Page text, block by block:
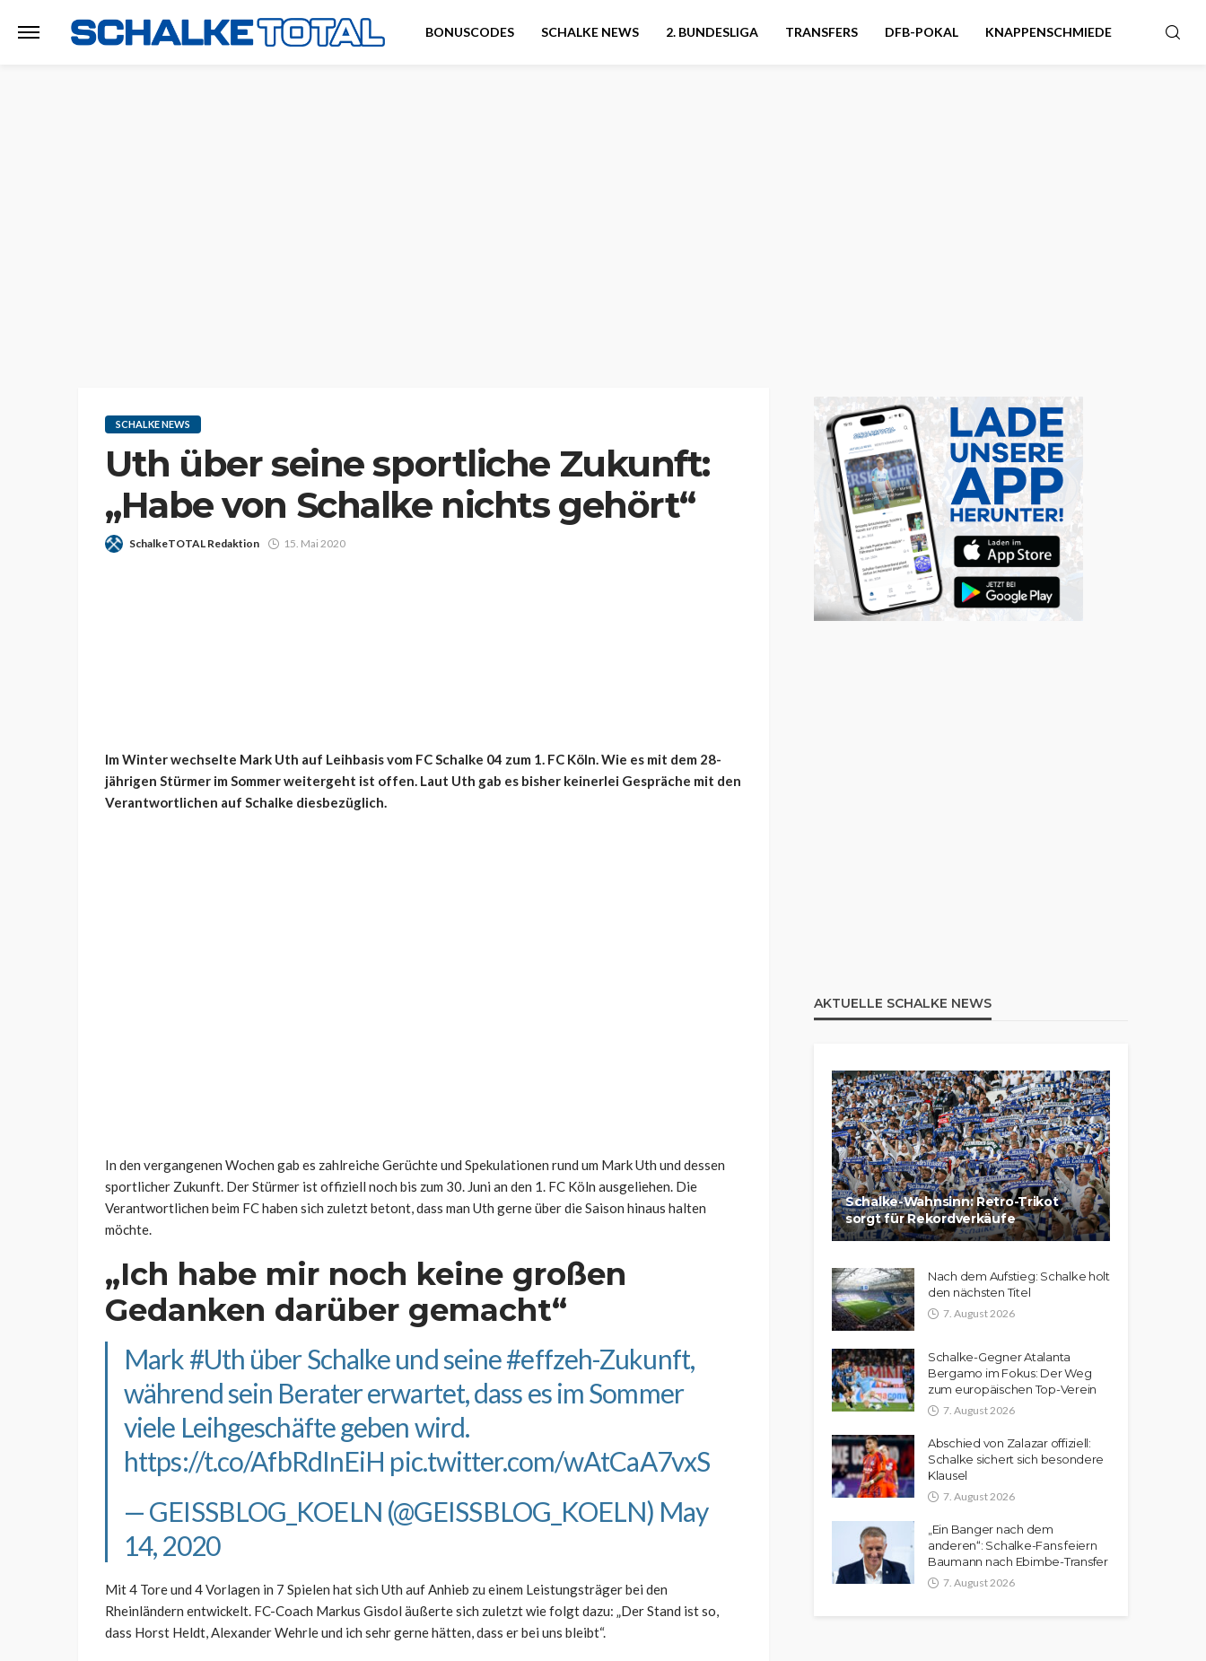
BONUSCODES SCHALKE NEWS 2. BUNDESLIGA TRANSFERS DFB-POKAL KNAPPENSCHMIEDE
SCHALKE NEWS
Uth über seine sportliche Zukunft:
„Habe von Schalke nichts gehört“
SchalkeTOTAL Redaktion 15. Mai 2020
Im Winter wechselte Mark Uth auf Leihbasis vom FC Schalke 04 zum 1. FC Köln. Wie es mit dem 28-
jährigen Stürmer im Sommer weitergeht ist offen. Laut Uth gab es bisher keinerlei Gespräche mit den
Verantwortlichen auf Schalke diesbezüglich.
In den vergangenen Wochen gab es zahlreiche Gerüchte und Spekulationen rund um Mark Uth und dessen
sportlicher Zukunft. Der Stürmer ist offiziell noch bis zum 30. Juni an den 1. FC Köln ausgeliehen. Die
Verantwortlichen beim FC haben sich zuletzt betont, dass man Uth gerne über die Saison hinaus halten
möchte.
„Ich habe mir noch keine großen
Gedanken darüber gemacht“
Mark#Uth über Schalke und seine#effzeh-Zukunft,
während sein Berater erwartet, dass es im Sommer
viele Leihgeschäfte geben wird.
https://t.co/AfbRdInEiH pic.twitter.com/wAtCaA7vxS
— GEISSBLOG_KOELN (@GEISSBLOG_KOELN) May
14, 2020
Mit 4 Tore und 4 Vorlagen in 7 Spielen hat sich Uth auf Anhieb zu einem Leistungsträger bei den
Rheinländern entwickelt. FC-Coach Markus Gisdol äußerte sich zuletzt wie folgt dazu: „Der Stand ist so,
dass Horst Heldt, Alexander Wehrle und ich sehr gerne hätten, dass er bei uns bleibt“.
AKTUELLE SCHALKE NEWS
Schalke-Wahnsinn: Retro-Trikot
sorgt für Rekordverkäufe
Nach dem Aufstieg: Schalke holt
den nächsten Titel
7. August 2026
Schalke-Gegner Atalanta
Bergamo im Fokus: Der Weg
zum europäischen Top-Verein
7. August 2026
Abschied von Zalazar offiziell:
Schalke sichert sich besondere
Klausel
7. August 2026
„Ein Banger nach dem
anderen“: Schalke-Fans feiern
Baumann nach Ebimbe-Transfer
7. August 2026